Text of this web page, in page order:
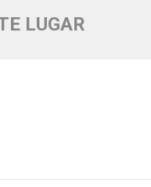
LUGAR